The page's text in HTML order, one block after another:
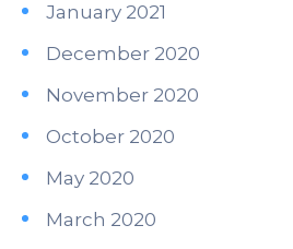
January 2021
December 2020
November 2020
October 2020
May 2020
March 2020